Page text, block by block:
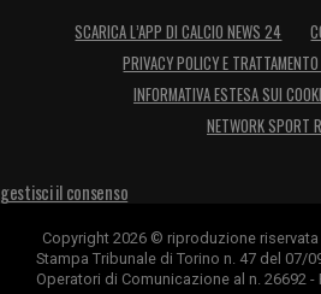
SCARICA L’APP DI CALCIO NEWS 24
PRIVACY POLICY E
INFORMATIVA ESTESA SUI
NETWORK SPORT
gestisci il consenso
Copyright 2026 © riproduzione
Stampa Tribunale di Torino n. 47 del 07/
Operatori di Comunicazione al n. 26692 -